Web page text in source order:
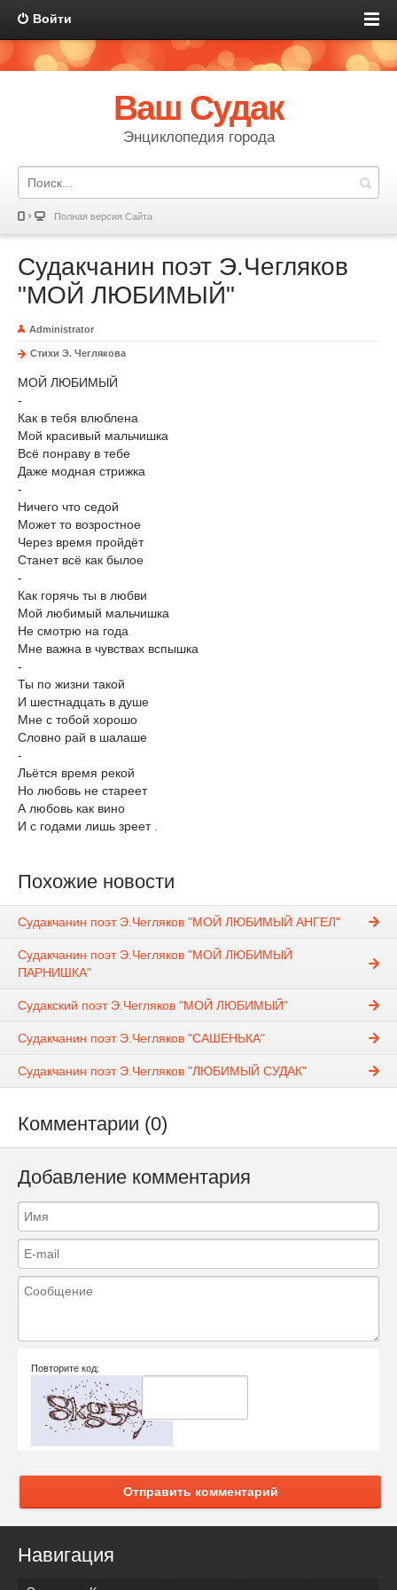
Войти
Ваш Судак
Энциклопедия города
Полная версия Сайта
Судакчанин поэт Э.Чегляков
"МОЙ ЛЮБИМЫЙ"
Administrator
Стихи Э. Чеглякова
МОЙ ЛЮБИМЫЙ
-
Как в тебя влюблена
Мой красивый мальчишка
Всё понраву в тебе
Даже модная стрижка
-
Ничего что седой
Может то возростное
Через время пройдёт
Станет всё как былое
-
Как горячь ты в любви
Мой любимый мальчишка
Не смотрю на года
Мне важна в чувствах вспышка
-
Ты по жизни такой
И шестнадцать в душе
Мне с тобой хорошо
Словно рай в шалаше
-
Льётся время рекой
Но любовь не стареет
А любовь как вино
И с годами лишь зреет .
Похожие новости
Судакчанин поэт Э.Чегляков "МОЙ ЛЮБИМЫЙ АНГЕЛ"
Судакчанин поэт Э.Чегляков "МОЙ ЛЮБИМЫЙ
ПАРНИШКА"
Судакский поэт Э.Чегляков "МОЙ ЛЮБИМЫЙ"
Судакчанин поэт Э.Чегляков "САШЕНЬКА"
Судакчанин поэт Э.Чегляков "ЛЮБИМЫЙ СУДАК"
Комментарии (0)
Добавление комментария
Повторите код:
Отправить комментарий
Навигация